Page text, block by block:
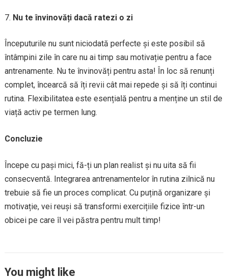
Nu te învinovăți dacă ratezi o zi
Începuturile nu sunt niciodată perfecte și este posibil să
întâmpini zile în care nu ai timp sau motivație pentru a face
antrenamente. Nu te învinovăți pentru asta! În loc să renunți
complet, încearcă să îți revii cât mai repede și să îți continui
rutina. Flexibilitatea este esențială pentru a menține un stil de
viață activ pe termen lung.
Concluzie
Începe cu pași mici, fă-ți un plan realist și nu uita să fii
consecventă. Integrarea antrenamentelor în rutina zilnică nu
trebuie să fie un proces complicat. Cu puțină organizare și
motivație, vei reuși să transformi exercițiile fizice într-un
obicei pe care îl vei păstra pentru mult timp!
You might like